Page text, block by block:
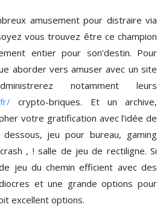
amusement pour distraire via
vous trouvez être ce champion
entier pour son’destin. Pour
aborder vers amuser avec un site
notamment leurs
crypto-briques. Et un archive,
votre gratification avec l’idée de
jeu pour bureau, gaming
, ! salle de jeu de rectiligne. Si
jeu du chemin efficient avec des
et une grande options pour
excellent options.